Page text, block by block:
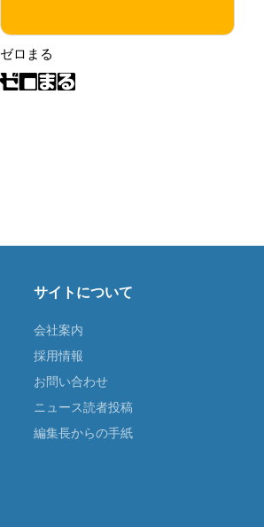
ゼロまる
サイトについて
会社案内
採用情報
お問い合わせ
ニュース読者投稿
編集長からの手紙